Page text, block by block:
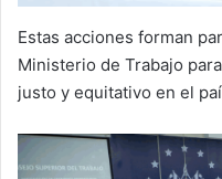
Estas acciones forman
Ministerio de Trabajo
justo y equitativo en el